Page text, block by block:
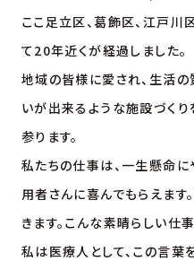
ここ足立区、葛飾区、江戸川
て20年近くが経過しました。
地域の皆様に愛され、生活の
いが出来るような施設づくり
参ります。
私たちの仕事は、一生懸命
用者さんに喜んでもらえます
きます。こんな素晴らしい仕
私は医療人として、この言